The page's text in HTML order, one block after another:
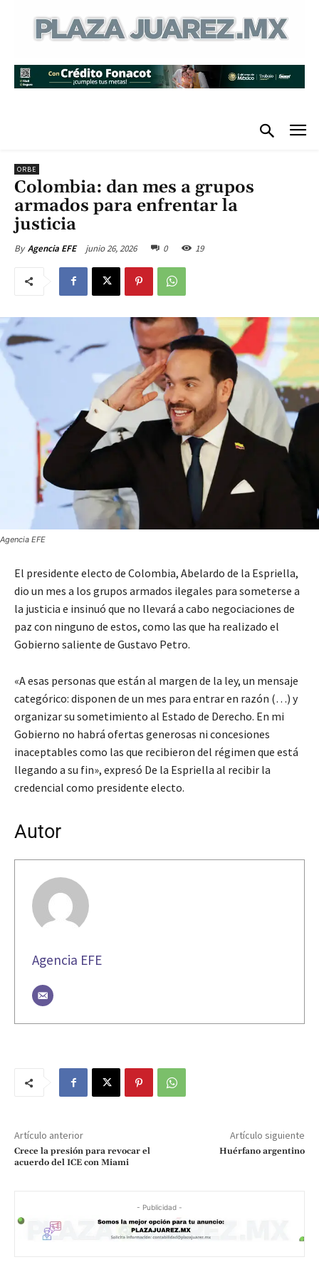
ORBE
Colombia: dan mes a grupos
armados para enfrentar la
justicia
By Agencia EFE junio 26, 2026 0 19
Agencia EFE
El presidente electo de Colombia, Abelardo de la Espriella,
dio un mes a los grupos armados ilegales para someterse a
la justicia e insinuó que no llevará a cabo negociaciones de
paz con ninguno de estos, como las que ha realizado el
Gobierno saliente de Gustavo Petro.
«A esas personas que están al margen de la ley, un mensaje
categórico: disponen de un mes para entrar en razón (…) y
organizar su sometimiento al Estado de Derecho. En mi
Gobierno no habrá ofertas generosas ni concesiones
inaceptables como las que recibieron del régimen que está
llegando a su fin», expresó De la Espriella al recibir la
credencial como presidente electo.
Autor
Agencia EFE
Artículo anterior
Crece la presión para revocar el
acuerdo del ICE con Miami
Artículo siguiente
Huérfano argentino
- Publicidad -